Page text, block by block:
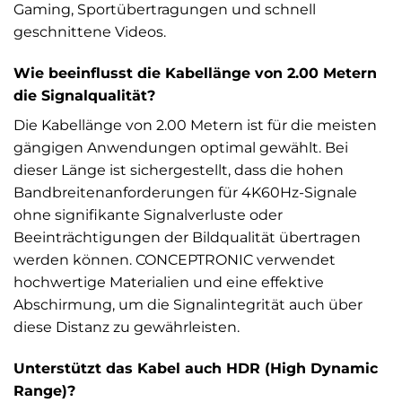
Gaming, Sportübertragungen und schnell
geschnittene Videos.
Wie beeinflusst die Kabellänge von 2.00 Metern
die Signalqualität?
Die Kabellänge von 2.00 Metern ist für die meisten
gängigen Anwendungen optimal gewählt. Bei
dieser Länge ist sichergestellt, dass die hohen
Bandbreitenanforderungen für 4K60Hz-Signale
ohne signifikante Signalverluste oder
Beeinträchtigungen der Bildqualität übertragen
werden können. CONCEPTRONIC verwendet
hochwertige Materialien und eine effektive
Abschirmung, um die Signalintegrität auch über
diese Distanz zu gewährleisten.
Unterstützt das Kabel auch HDR (High Dynamic
Range)?